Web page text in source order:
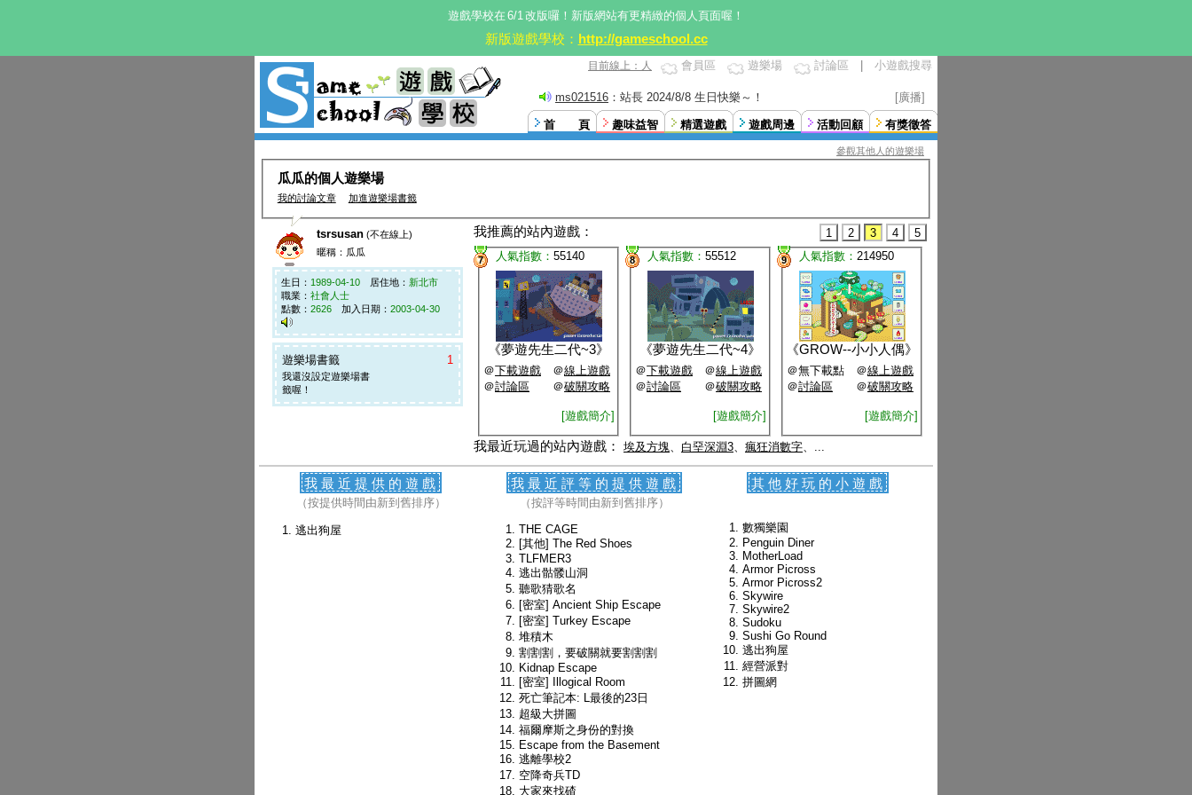
遊戲學校在 6/1改版囉！新版網站有更精緻的個人頁面喔！
新版遊戲學校： http://gameschool.cc
目前線上：人 會員區 遊樂場 討論區 小遊戲搜尋
sfhk7418529630：接上篇廣播，日期是2024/8/8 [廣播]
首 頁 趣味益智 精選遊戲 遊戲周邊 活動回顧 有獎徵答
參觀其他人的遊樂場
瓜瓜的個人遊樂場
我的討論文章 加進遊樂場書籤
tsrsusan (不在線上)
暱稱：瓜瓜
生日： 1989-04-10 居住地： 新北市
職業： 社會人士
點數： 2626 加入日期： 2003-04-30
遊樂場書籤 1
我還沒設定遊樂場書
籤喔！
我推薦的站內遊戲： 1 2 3 4 5
7 人氣指數： 55140
《夢遊先生二代~3》
＠下載遊戲 ＠線上遊戲
＠討論區 ＠破關攻略
[遊戲簡介]
8 人氣指數： 55512
《夢遊先生二代~4》
＠下載遊戲 ＠線上遊戲
＠討論區 ＠破關攻略
[遊戲簡介]
9 人氣指數： 214950
《GROW--小小人偶》
＠無下載點 ＠線上遊戲
＠討論區 ＠破關攻略
[遊戲簡介]
我最近玩過的站內遊戲： 埃及方塊 白堊深淵3 瘋狂消數字
我最近提供的遊戲
（按提供時間由新到舊排序）
逃出狗屋
我最近評等的提供遊戲
（按評等時間由新到舊排序）
THE CAGE
[其他] The Red Shoes
TLFMER3
逃出骷髅山洞
聽歌猜歌名
[密室] Ancient Ship Escape
[密室] Turkey Escape
堆積木
割割割，要破關就要割割割
Kidnap Escape
[密室] Illogical Room
死亡筆記本: L最後的23日
超級大拼圖
福爾摩斯之身份的對換
Escape from the Basement
逃離學校2
空降奇兵TD
大家來找碴
其他好玩的小遊戲
數獨樂園
Penguin Diner
MotherLoad
Armor Picross
Armor Picross2
Skywire
Skywire2
Sudoku
Sushi Go Round
逃出狗屋
經營派對
拼圖網